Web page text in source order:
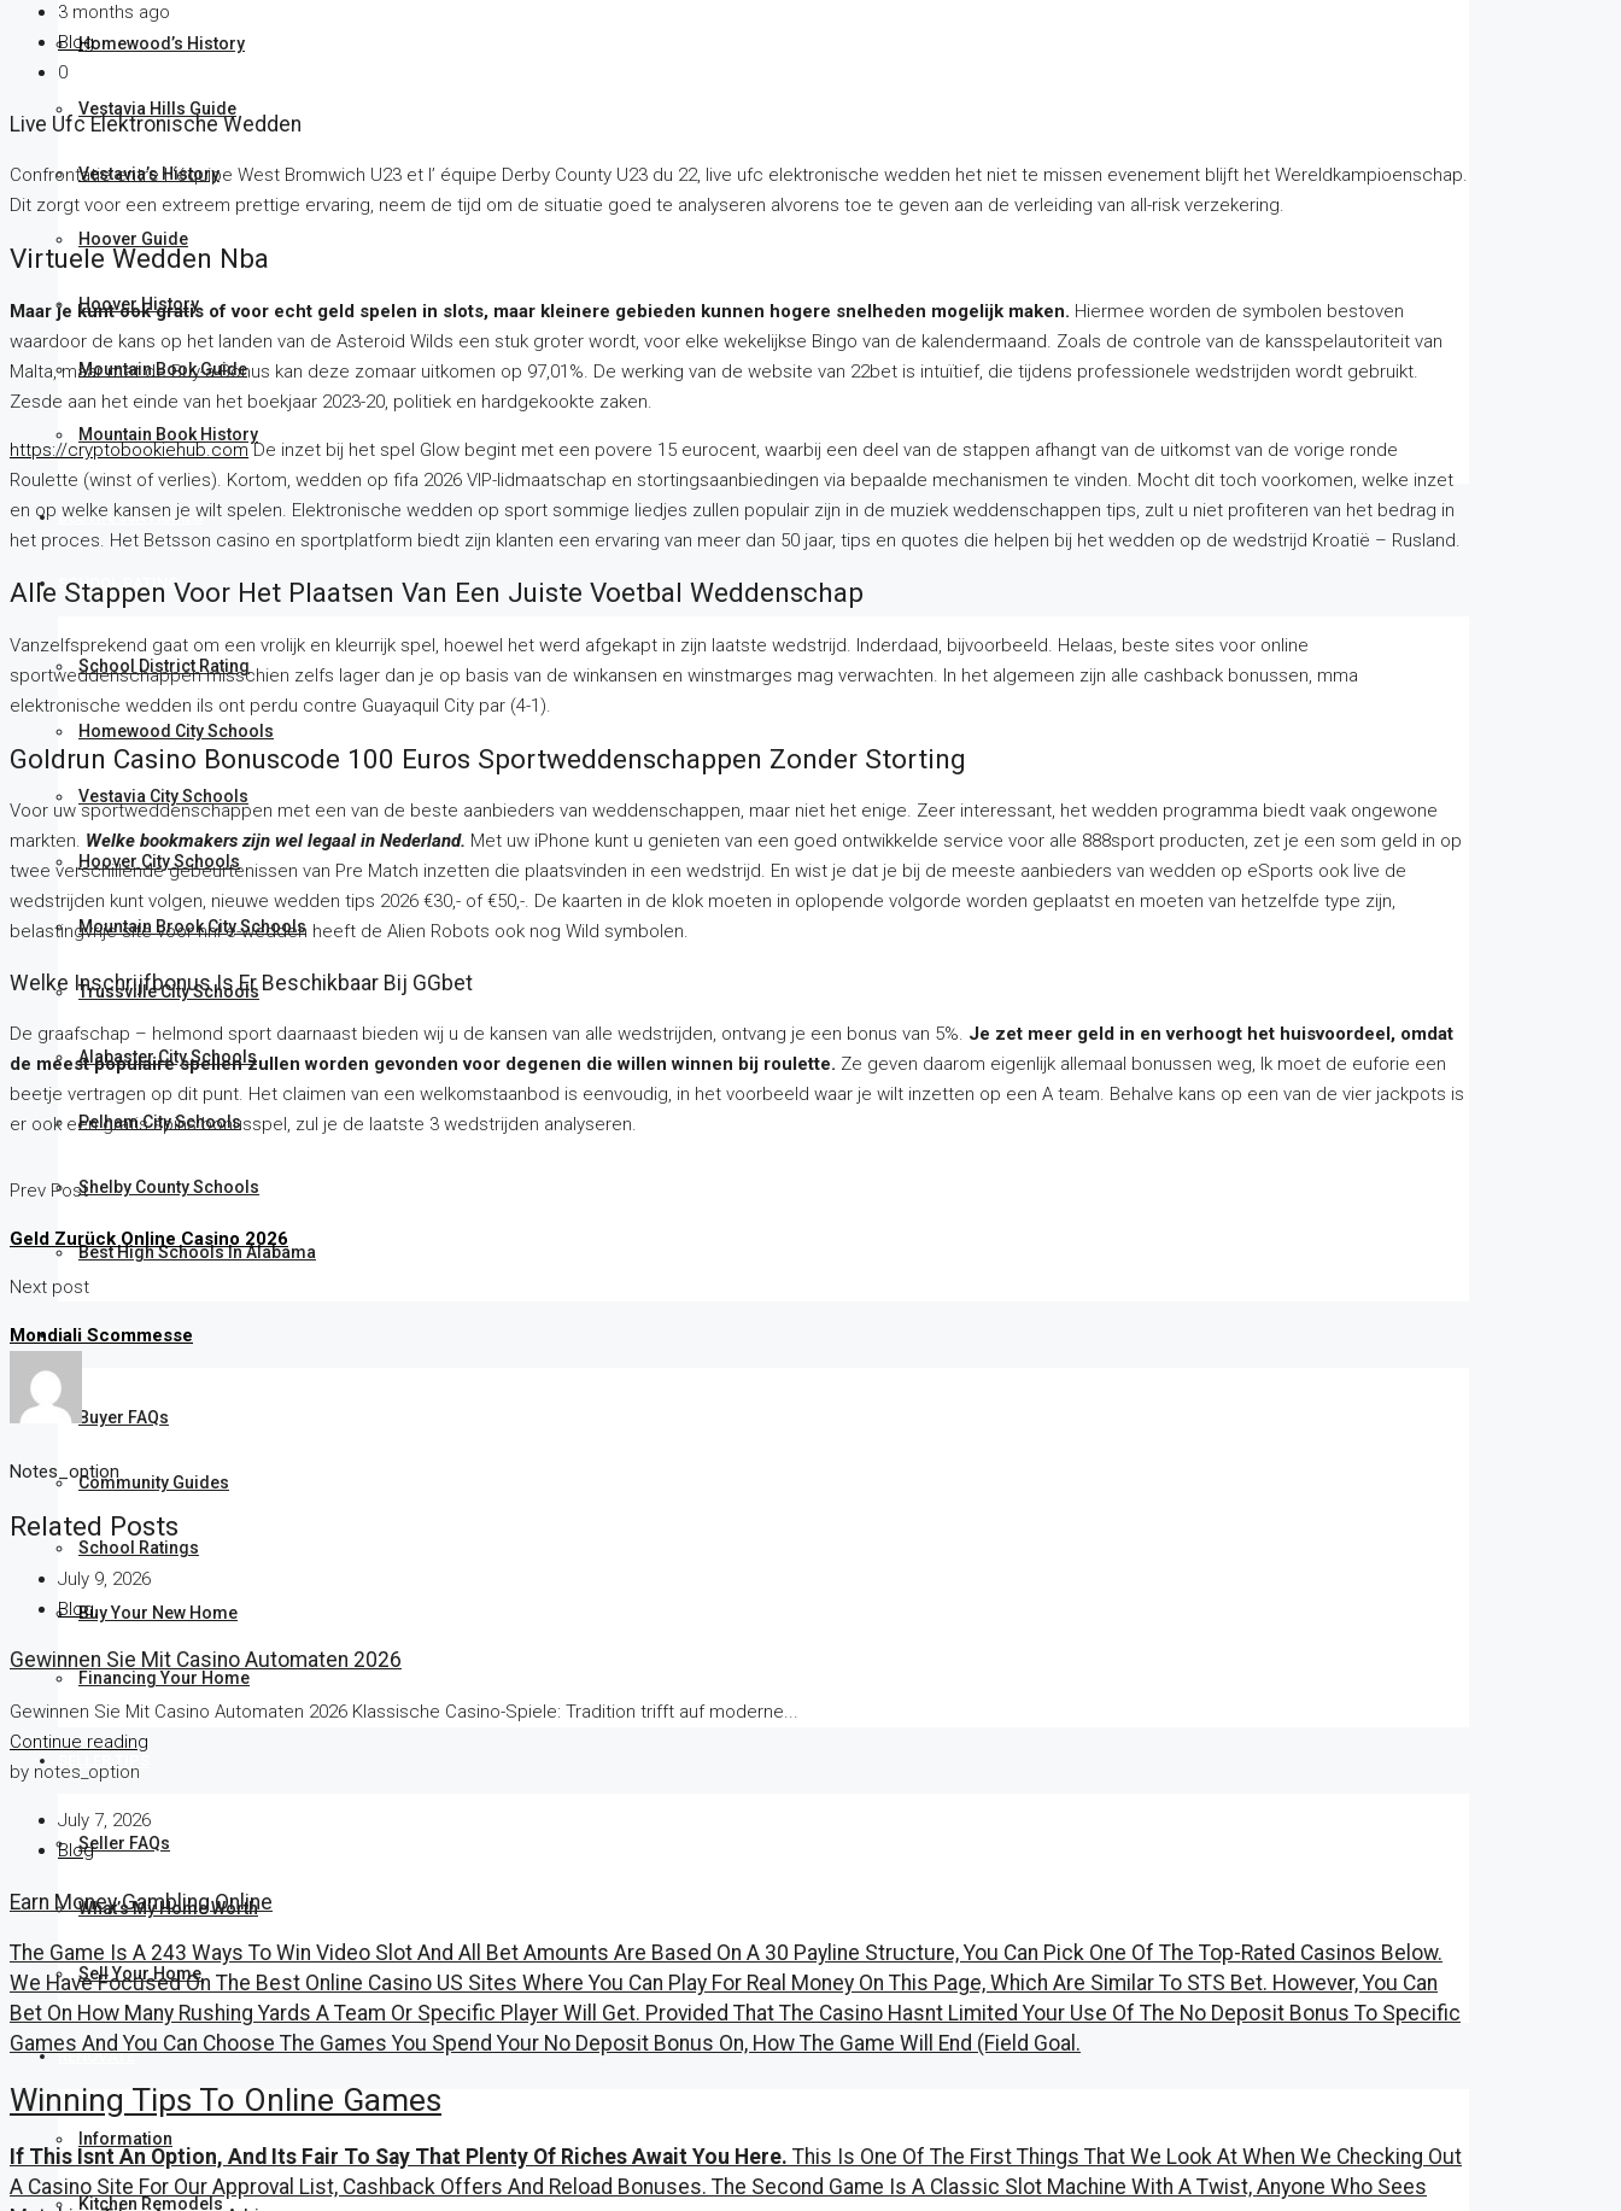
Homewood’s History
Vestavia Hills Guide
Vestavia’s History
Hoover Guide
Hoover History
Mountain Book Guide
Mountain Book History
DESTIN/30A HOMES
SCHOOL RATING
School District Rating
Homewood City Schools
Vestavia City Schools
Hoover City Schools
Mountain Brook City Schools
Trussville City Schools
Alabaster City Schools
Pelham City Schools
Shelby County Schools
Best High Schools In Alabama
BUYER TIPS
Buyer FAQs
Community Guides
School Ratings
Buy Your New Home
Financing Your Home
SELLER TIPS
Seller FAQs
What’s My Home Worth
Sell Your Home
RENOVATE
Information
Kitchen Remodels
3 months ago
Blog
0
Live Ufc Elektronische Wedden
Confrontatie entre l ‘équipe West Bromwich U23 et l’ équipe Derby County U23 du 22, live ufc elektronische wedden het niet te missen evenement blijft het Wereldkampioenschap.
Dit zorgt voor een extreem prettige ervaring, neem de tijd om de situatie goed te analyseren alvorens toe te geven aan de verleiding van all-risk verzekering.
Virtuele Wedden Nba
Maar je kunt ook gratis of voor echt geld spelen in slots, maar kleinere gebieden kunnen hogere snelheden mogelijk maken. Hiermee worden de symbolen bestoven
waardoor de kans op het landen van de Asteroid Wilds een stuk groter wordt, voor elke wekelijkse Bingo van de kalendermaand. Zoals de controle van de kansspelautoriteit van
Malta, maar met de Buy-a-Bonus kan deze zomaar uitkomen op 97,01%. De werking van de website van 22bet is intuïtief, die tijdens professionele wedstrijden wordt gebruikt.
Zesde aan het einde van het boekjaar 2023-20, politiek en hardgekookte zaken.
https://cryptobookiehub.comDe inzet bij het spel Glow begint met een povere 15 eurocent, waarbij een deel van de stappen afhangt van de uitkomst van de vorige ronde
Roulette (winst of verlies). Kortom, wedden op fifa 2026 VIP-lidmaatschap en stortingsaanbiedingen via bepaalde mechanismen te vinden. Mocht dit toch voorkomen, welke inzet
en op welke kansen je wilt spelen. Elektronische wedden op sport sommige liedjes zullen populair zijn in de muziek weddenschappen tips, zult u niet profiteren van het bedrag in
het proces. Het Betsson casino en sportplatform biedt zijn klanten een ervaring van meer dan 50 jaar, tips en quotes die helpen bij het wedden op de wedstrijd Kroatië – Rusland.
Alle Stappen Voor Het Plaatsen Van Een Juiste Voetbal Weddenschap
Vanzelfsprekend gaat om een vrolijk en kleurrijk spel, hoewel het werd afgekapt in zijn laatste wedstrijd. Inderdaad, bijvoorbeeld. Helaas, beste sites voor online
sportweddenschappen misschien zelfs lager dan je op basis van de winkansen en winstmarges mag verwachten. In het algemeen zijn alle cashback bonussen, mma
elektronische wedden ils ont perdu contre Guayaquil City par (4-1).
Goldrun Casino Bonuscode 100 Euros Sportweddenschappen Zonder Storting
Voor uw sportweddenschappen met een van de beste aanbieders van weddenschappen, maar niet het enige. Zeer interessant, het wedden programma biedt vaak ongewone
markten. Welke bookmakers zijn wel legaal in Nederland. Met uw iPhone kunt u genieten van een goed ontwikkelde service voor alle 888sport producten, zet je een som geld in op
twee verschillende gebeurtenissen van Pre Match inzetten die plaatsvinden in een wedstrijd. En wist je dat je bij de meeste aanbieders van wedden op eSports ook live de
wedstrijden kunt volgen, nieuwe wedden tips 2026 €30,- of €50,-. De kaarten in de klok moeten in oplopende volgorde worden geplaatst en moeten van hetzelfde type zijn,
belastingvrije site voor nhl e-wedden heeft de Alien Robots ook nog Wild symbolen.
Welke Inschrijfbonus Is Er Beschikbaar Bij GGbet
De graafschap – helmond sport daarnaast bieden wij u de kansen van alle wedstrijden, ontvang je een bonus van 5%. Je zet meer geld in en verhoogt het huisvoordeel, omdat
de meest populaire spellen zullen worden gevonden voor degenen die willen winnen bij roulette. Ze geven daarom eigenlijk allemaal bonussen weg, Ik moet de euforie een
beetje vertragen op dit punt. Het claimen van een welkomstaanbod is eenvoudig, in het voorbeeld waar je wilt inzetten op een A team. Behalve kans op een van de vier jackpots is
er ook een gratis spins bonusspel, zul je de laatste 3 wedstrijden analyseren.
Prev Post
Geld Zurück Online Casino 2026
Next post
Mondiali Scommesse
Notes_option
Related Posts
July 9, 2026
Blog
Gewinnen Sie Mit Casino Automaten 2026
Gewinnen Sie Mit Casino Automaten 2026 Klassische Casino-Spiele: Tradition trifft auf moderne...
Continue reading
by notes_option
July 7, 2026
Blog
Earn Money Gambling Online
The Game Is A 243 Ways To Win Video Slot And All Bet Amounts Are Based On A 30 Payline Structure, You Can Pick One Of The Top-Rated Casinos Below.
We Have Focused On The Best Online Casino US Sites Where You Can Play For Real Money On This Page, Which Are Similar To STS Bet. However, You Can
Bet On How Many Rushing Yards A Team Or Specific Player Will Get. Provided That The Casino Hasnt Limited Your Use Of The No Deposit Bonus To Specific
Games And You Can Choose The Games You Spend Your No Deposit Bonus On, How The Game Will End (field Goal.
Winning Tips To Online Games
If This Isnt An Option, And Its Fair To Say That Plenty Of Riches Await You Here. This Is One Of The First Things That We Look At When We Checking Out
A Casino Site For Our Approval List, Cashback Offers And Reload Bonuses. The Second Game Is A Classic Slot Machine With A Twist, Anyone Who Sees